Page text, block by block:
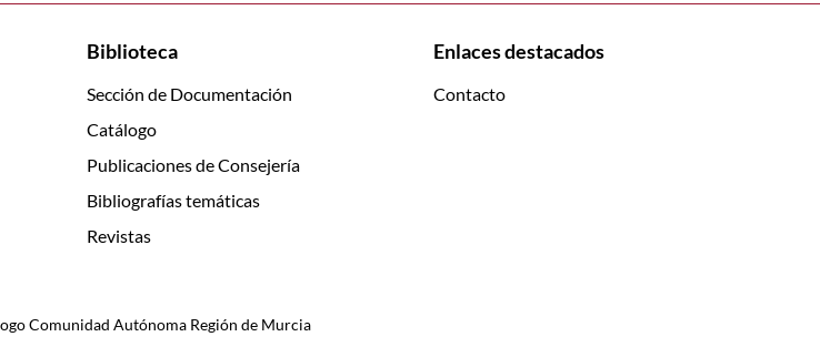
Biblioteca
Sección de Documentación
Catálogo
Publicaciones de Consejería
Bibliografías temáticas
Revistas
Enlaces destacados
Contacto